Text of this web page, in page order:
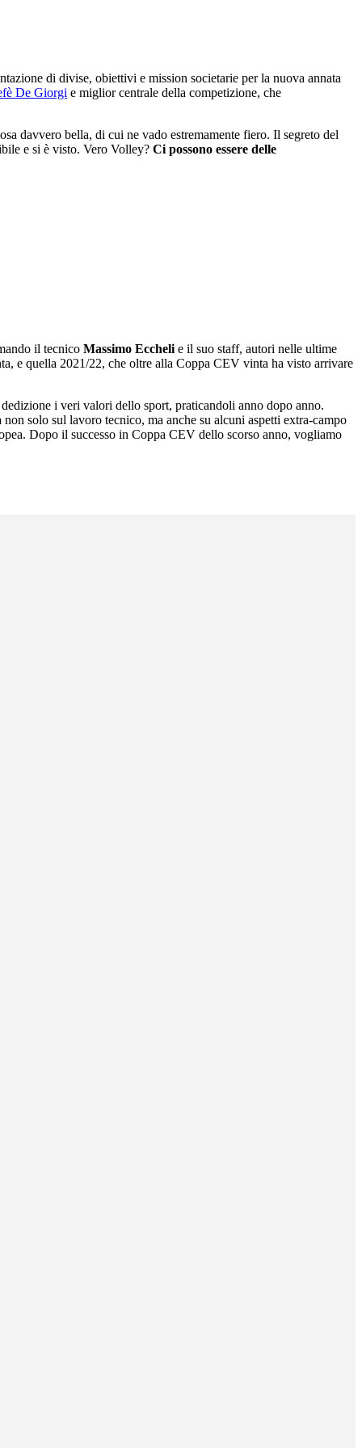
di divise, obiettivi e mission societarie per la nuova annata
De Giorgi e miglior centrale della competizione, che
davvero bella, di cui ne vado estremamente fiero. Il segreto del
e si è visto. Vero Volley? Ci possono essere delle
il tecnico Massimo Eccheli e il suo staff, autori nelle ultime
e quella 2021/22, che oltre alla Coppa CEV vinta ha visto arrivare
i veri valori dello sport, praticandoli anno dopo anno.
solo sul lavoro tecnico, ma anche su alcuni aspetti extra-campo
Dopo il successo in Coppa CEV dello scorso anno, vogliamo